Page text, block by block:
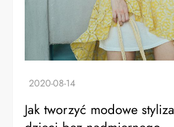
Jak tworzyć modowe